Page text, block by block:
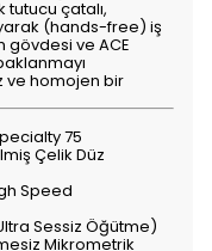
çatalı,
(hands-free) iş
gövdesi ve ACE
ve homojen bir
75
Çelik Düz
Speed
Sessiz Öğütme)
Mikrometrik